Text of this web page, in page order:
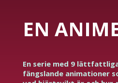
EN
En serie med 9
fängslande animationer